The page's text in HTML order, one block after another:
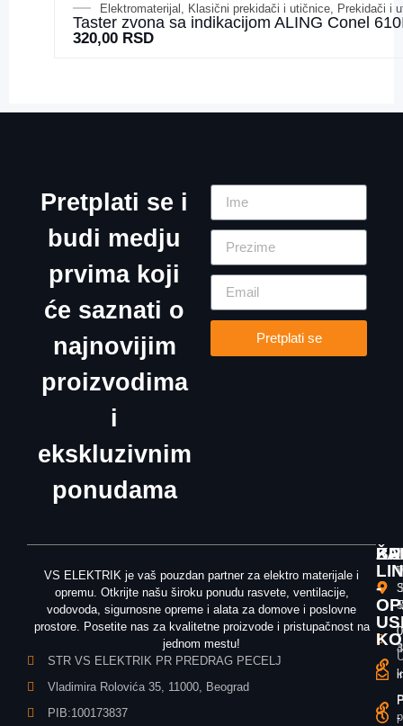
Elektromaterijal Klasični prekidači i utičnice Prekidači i
Taster zvona sa indikacijom ALING Conel
320,00 RSD
Pretplati se i
budi medju
prvima koji
će saznati o
najnovijim
proizvodima
i
ekskluzivnim
ponudama
Pretplati se
VS ELEKTRIK je vaš pouzdan partner za elektro materijale i
opremu. Otkrijte našu široku ponudu rasvete, ventilacije,
vodovoda, sigurnosne opreme i alata za domove i poslovne
prostore. Posetite nas za kvalitetne proizvode i pristupačnost na
jednom mestu!
STR VS ELEKTRIK PR PREDRAG PECELJ
Vladimira Rolovića 35, 11000, Beograd
PIB:100173837
-
-
-